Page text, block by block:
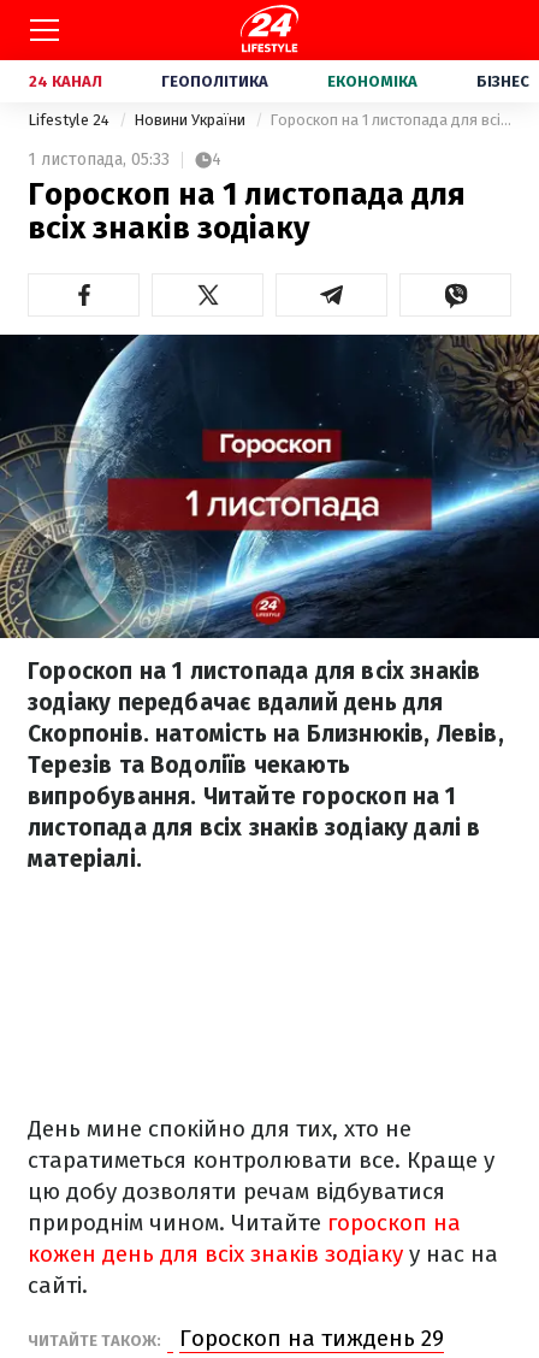
24 КАНАЛ ГЕОПОЛІТИКА ЕКОНОМІКА БІЗНЕС
Lifestyle 24 Новини України Гороскоп на 1 листопада для всіх знаків зодіаку
1 листопада, 05:33 4
Гороскоп на 1 листопада для
всіх знаків зодіаку
Гороскоп на 1 листопада для всіх знаків
зодіаку передбачає вдалий день для
Скорпонів. натомість на Близнюків, Левів,
Терезів та Водоліїв чекають
випробування. Читайте гороскоп на 1
листопада для всіх знаків зодіаку далі в
матеріалі.
День мине спокійно для тих, хто не
старатиметься контролювати все. Краще у
цю добу дозволяти речам відбуватися
природнім чином. Читайте гороскоп на
кожен день для всіх знаків зодіаку у нас на
сайті.
ЧИТАЙТЕ ТАКОЖ:
Гороскоп на тиждень 29